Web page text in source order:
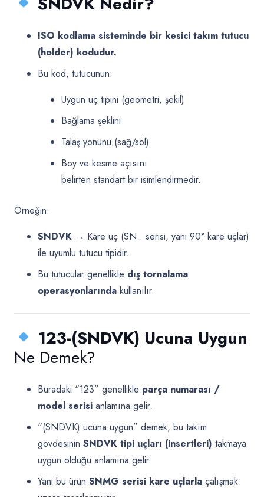
ISO kodlama sisteminde bir kesici takım tutucu
(holder) kodudur.
Bu kod, tutucunun:
Uygun uç tipini (geometri, şekil)
Bağlama şeklini
Talaş yönünü (sağ/sol)
Boy ve kesme açısını
belirten standart bir isimlendirmedir.
Örneğin:
SNDVK → Kare uç (SN.. serisi, yani 90° kare uçlar)
ile uyumlu tutucu tipidir.
Bu tutucular genellikle dış tornalama
operasyonlarında kullanılır.
123-(SNDVK) Ucuna Uygun
Ne Demek?
Buradaki “123” genellikle parça numarası /
model serisi anlamına gelir.
“(SNDVK) ucuna uygun” demek, bu takım
gövdesinin SNDVK tipi uçları (insertleri) takmaya
uygun olduğu anlamına gelir.
Yani bu ürün SNMG serisi kare uçlarla çalışmak